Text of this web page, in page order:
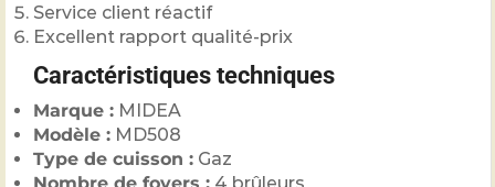
Service client réactif
Excellent rapport qualité-prix
Caractéristiques techniques
Marque : MIDEA
Modèle : MD508
Type de cuisson : Gaz